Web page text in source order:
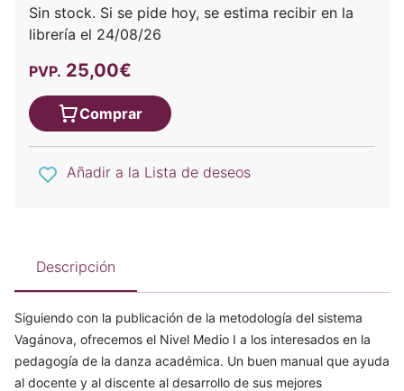
Sin stock. Si se pide hoy, se estima recibir en la
librería el 24/08/26
PVP. 25,00€
Comprar
Añadir a la Lista de deseos
Descripción
Siguiendo con la publicación de la metodología del sistema
Vagánova, ofrecemos el Nivel Medio I a los interesados en la
pedagogía de la danza académica. Un buen manual que ayuda
al docente y al discente al desarrollo de sus mejores